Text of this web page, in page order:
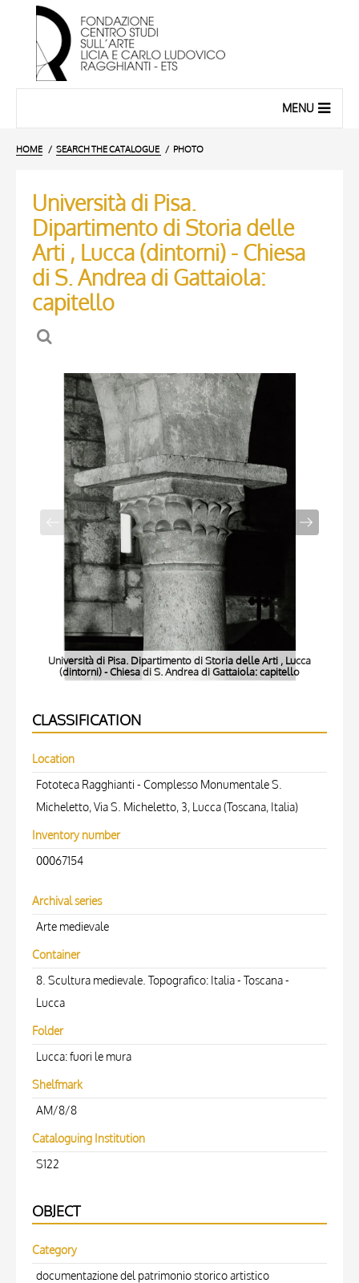
MENU
HOME SEARCH THE CATALOGUE PHOTO
Università di Pisa.
Dipartimento di Storia delle
Arti , Lucca (dintorni) - Chiesa
di S. Andrea di Gattaiola:
capitello
Università di Pisa. Dipartimento di Storia delle Arti , Lucca
(dintorni) - Chiesa di S. Andrea di Gattaiola: capitello
CLASSIFICATION
Location
Fototeca Ragghianti - Complesso Monumentale S.
Micheletto, Via S. Micheletto, 3, Lucca (Toscana, Italia)
Inventory number
00067154
Archival series
Arte medievale
Container
8. Scultura medievale. Topografico: Italia - Toscana -
Lucca
Folder
Lucca: fuori le mura
Shelfmark
AM/8/8
Cataloguing Institution
S122
OBJECT
Category
documentazione del patrimonio storico artistico